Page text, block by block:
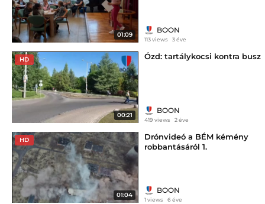
01:09
BOON
113 views 3 éve
HD
00:21
Ózd: tartálykocsi kontra busz
BOON
419 views 2 éve
HD
01:04
Drónvideó a BÉM kémény
robbantásáról 1.
BOON
1 views 6 éve